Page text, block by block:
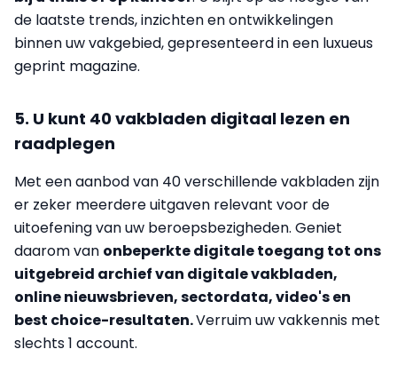
de laatste trends, inzichten en ontwikkelingen
binnen uw vakgebied, gepresenteerd in een luxueus
geprint magazine.
5. U kunt 40 vakbladen digitaal lezen en
raadplegen
Met een aanbod van 40 verschillende vakbladen zijn
er zeker meerdere uitgaven relevant voor de
uitoefening van uw beroepsbezigheden. Geniet
daarom van onbeperkte digitale toegang tot ons
uitgebreid archief van digitale vakbladen,
online nieuwsbrieven, sectordata, video's en
best choice-resultaten.Verruim uw vakkennis met
slechts 1 account.